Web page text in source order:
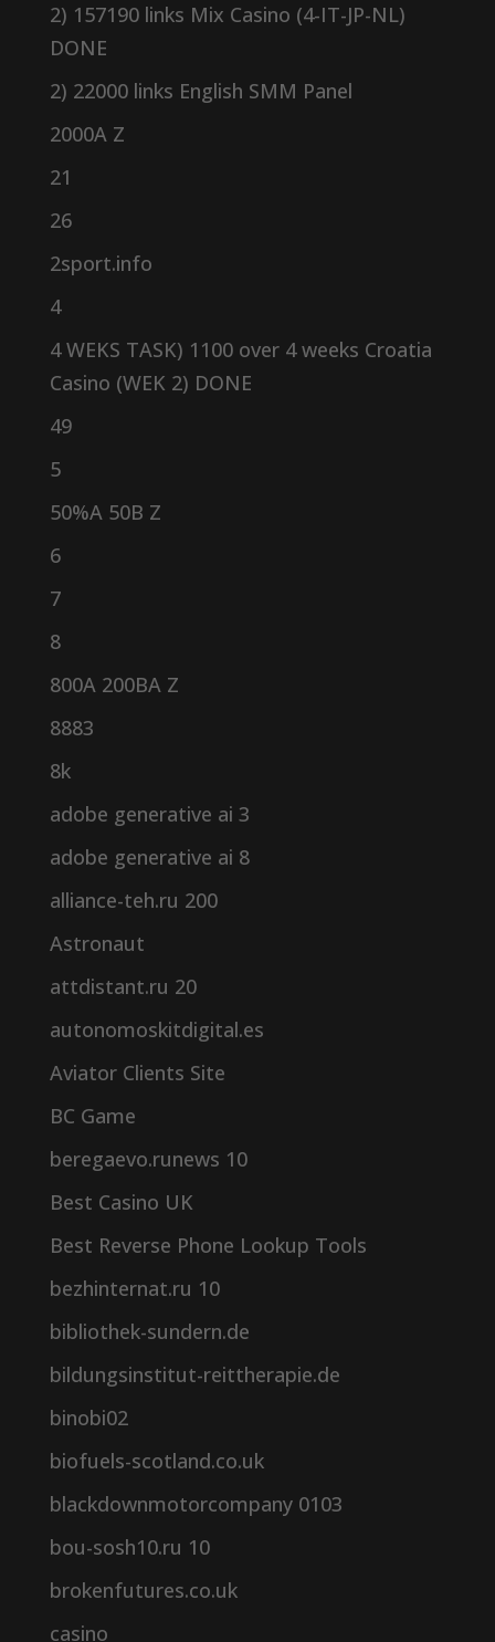
2) 157190 links Mix Casino (4-IT-JP-NL)
DONE
2) 22000 links English SMM Panel
2000A Z
21
26
2sport.info
4
4 WEKS TASK) 1100 over 4 weeks Croatia
Casino (WEK 2) DONE
49
5
50%A 50B Z
6
7
8
800A 200BA Z
8883
8k
adobe generative ai 3
adobe generative ai 8
alliance-teh.ru 200
Astronaut
attdistant.ru 20
autonomoskitdigital.es
Aviator Clients Site
BC Game
beregaevo.runews 10
Best Casino UK
Best Reverse Phone Lookup Tools
bezhinternat.ru 10
bibliothek-sundern.de
bildungsinstitut-reittherapie.de
binobi02
biofuels-scotland.co.uk
blackdownmotorcompany 0103
bou-sosh10.ru 10
brokenfutures.co.uk
casino